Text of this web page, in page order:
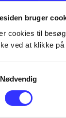
bruger
cookies til
ved at klikke på
Nødvendig
...